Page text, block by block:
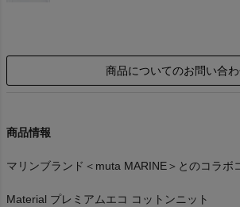
商品についてのお問い合
商品情報
マリンブランド＜muta MARINE＞とのコラボ
Material プレミアムエコ コットンニット